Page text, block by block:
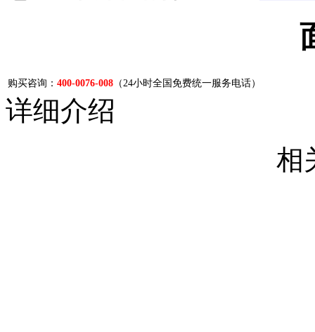
购买咨询： 400-0076-008 （24小时全国免费统一服务电话）
详细介绍
相